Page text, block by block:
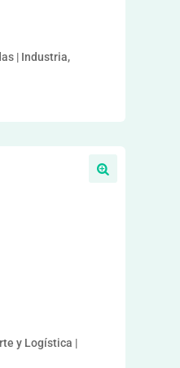
| Industria,
y Logística |